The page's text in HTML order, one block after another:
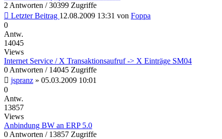
2 Antworten / 30399 Zugriffe
Letzter Beitrag 12.08.2009 13:31 von Foppa
0
Antw.
14045
Views
Internet Service / X Transaktionsaufruf -> X Einträge SM04
0 Antworten / 14045 Zugriffe
jspranz » 05.03.2009 10:01
0
Antw.
13857
Views
Anbindung BW an ERP 5.0
0 Antworten / 13857 Zugriffe